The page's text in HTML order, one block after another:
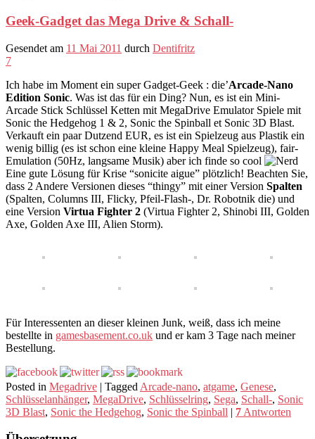
Geek-Gadget das Mega Drive & Schall-
Gesendet am 11 Mai 2011 durch Dentifritz
7
Ich habe im Moment ein super Gadget-Geek : die’Arcade-Nano
Edition Sonic. Was ist das für ein Ding? Nun, es ist ein Mini-
Arcade Stick Schlüssel Ketten mit MegaDrive Emulator Spiele mit
Sonic the Hedgehog 1 & 2, Sonic the Spinball et Sonic 3D Blast.
Verkauft ein paar Dutzend EUR, es ist ein Spielzeug aus Plastik ein
wenig billig (es ist schon eine kleine Happy Meal Spielzeug), fair-
Emulation (50Hz, langsame Musik) aber ich finde so cool
Eine gute Lösung für Krise “sonicite aigue” plötzlich! Beachten Sie,
dass 2 Andere Versionen dieses “thingy” mit einer Version Spalten
(Spalten, Columns III, Flicky, Pfeil-Flash-, Dr. Robotnik die) und
eine Version Virtua Fighter 2 (Virtua Fighter 2, Shinobi III, Golden
Axe, Golden Axe III, Alien Storm).
Für Interessenten an dieser kleinen Junk, weiß, dass ich meine
bestellte in gamesbasement.co.uk und er kam 3 Tage nach meiner
Bestellung.
Posted in Megadrive | Tagged Arcade-nano, atgame, Genese,
Schlüsselanhänger, MegaDrive, Schlüsselring, Sega, Schall-, Sonic
3D Blast, Sonic the Hedgehog, Sonic the Spinball | 7 Antworten